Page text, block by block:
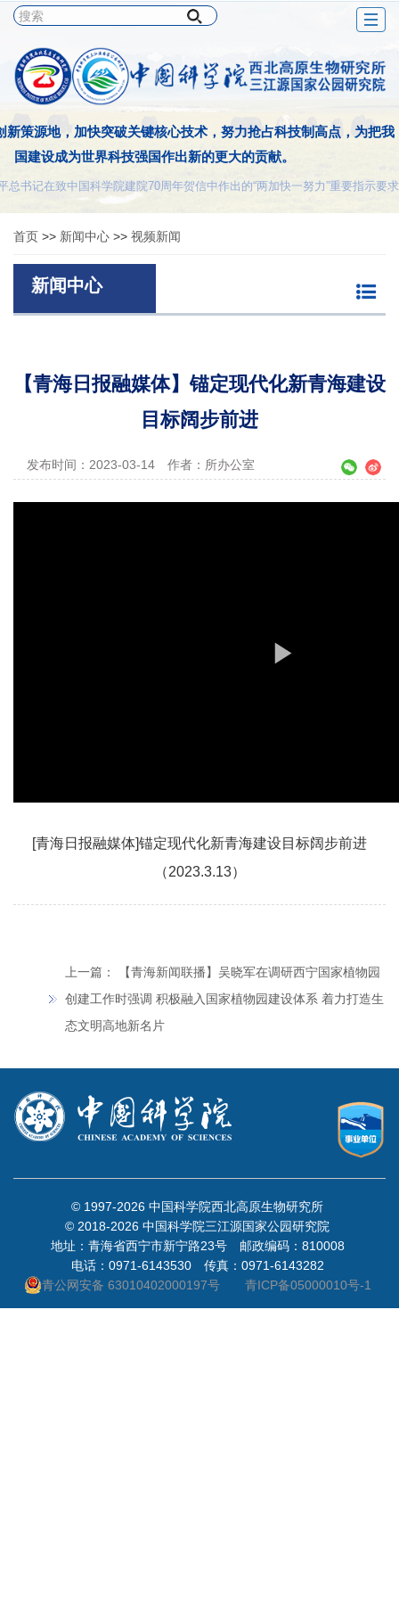
新策源地，加快突破关键核心技术，努力抢占科技制高点，为把我
国建设成为世界科技强国作出新的更大的贡献。
书记在致中国科学院建院70周年贺信中作出的“两加快一努力”重要指示要求
首页 >> 新闻中心 >> 视频新闻
新闻中心
【青海日报融媒体】锚定现代化新青海建设
目标阔步前进
发布时间：2023-03-14 作者：所办公室
[青海日报融媒体]锚定现代化新青海建设目标阔步前进
（2023.3.13）
上一篇：
【青海新闻联播】吴晓军在调研西宁国家植物园
创建工作时强调 积极融入国家植物园建设体系 着力打造生
态文明高地新名片
© 1997-2026 中国科学院西北高原生物研究所
© 2018-2026 中国科学院三江源国家公园研究院
地址：青海省西宁市新宁路23号 邮政编码：810008
电话：0971-6143530 传真：0971-6143282
青公网安备 63010402000197号
青ICP备05000010号-1